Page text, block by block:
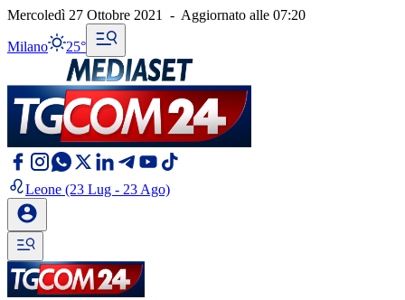
Mercoledì 27 Ottobre 2021 - Aggiornato alle 07:20
Milano 25°
Leone (23 Lug - 23 Ago)